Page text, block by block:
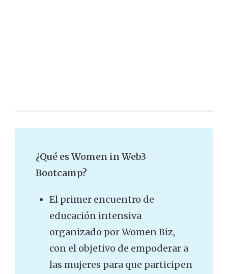
¿Qué es Women in Web3
Bootcamp?
El primer encuentro de
educación intensiva
organizado por Women Biz,
con el objetivo de empoderar a
las mujeres para que participen